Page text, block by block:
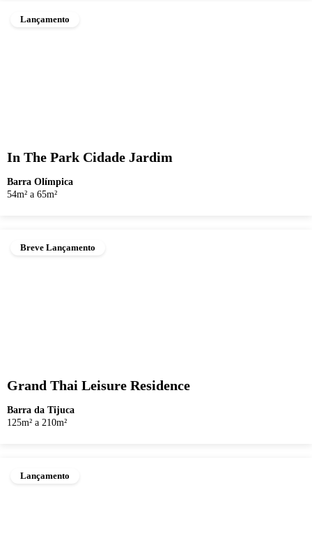
Lançamento
In The Park Cidade Jardim
Barra Olímpica
54m² a 65m²
Breve Lançamento
Grand Thai Leisure Residence
Barra da Tijuca
125m² a 210m²
Lançamento